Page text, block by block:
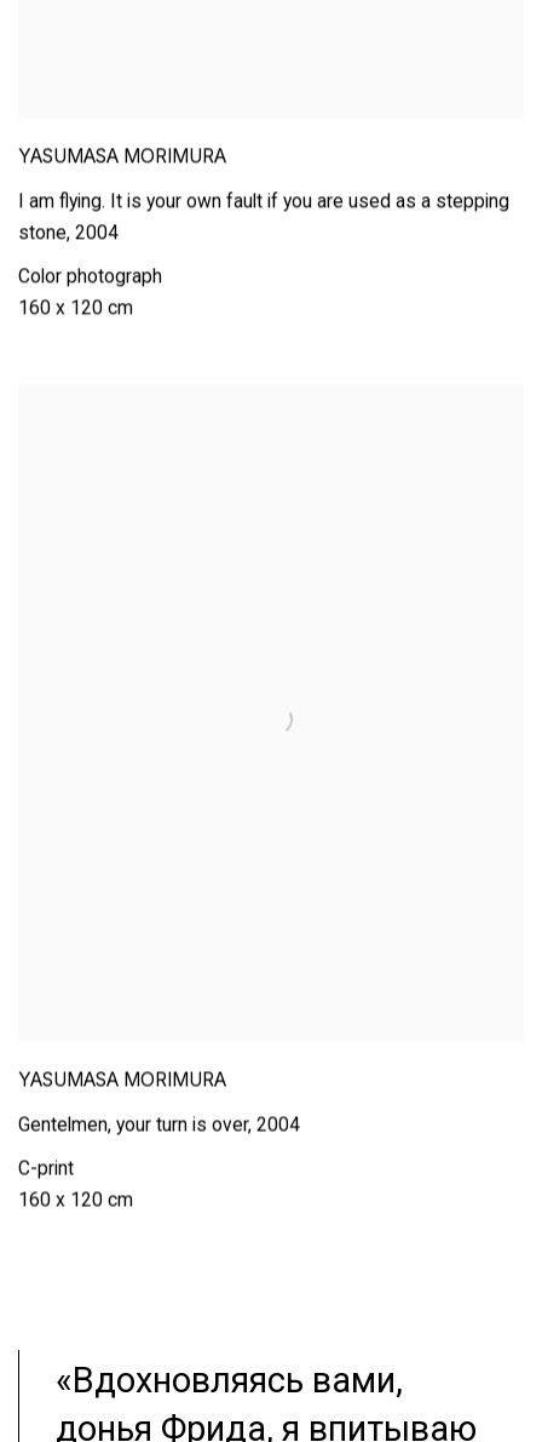
YASUMASA MORIMURA
I am flying. It is your own fault if you are used as a stepping
stone, 2004
Color photograph
160 x 120 cm
YASUMASA MORIMURA
Gentelmen, your turn is over, 2004
C-print
160 x 120 cm
«Вдохновляясь вами,
донья Фрида, я впитываю